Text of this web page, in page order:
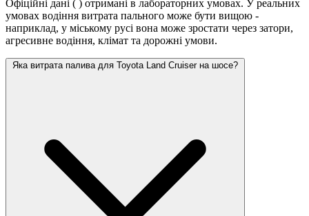
Офіційні дані ( ) отримані в лабораторних умовах. У реальних
умовах водіння витрата пального може бути вищою -
наприклад, у міському русі вона може зростати через затори,
агресивне водіння, клімат та дорожні умови.
Яка витрата палива для Toyota Land Cruiser на шосе?